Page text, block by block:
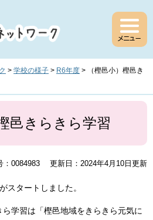
> 学校の様子 > R6年度 >
（樫邑小）樫邑き
邑きらきら学習
：0084983 更新日：2024年4月10日更新
スタートしました。
学習は「樫邑地域をきらきら元気に